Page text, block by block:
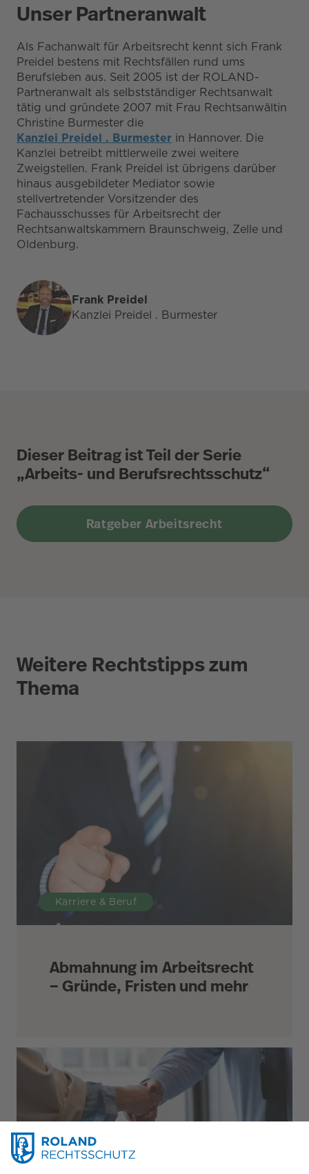
Unser Partneranwalt
Als Fachanwalt für Arbeitsrecht kennt sich Frank
Preidel bestens mit Rechtsfällen rund ums
Berufsleben aus. Seit 2005 ist der ROLAND-
Partneranwalt als selbstständiger Rechtsanwalt
tätig und gründete 2007 mit Frau Rechtsanwältin
Christine Burmester die
Kanzlei Preidel . Burmester in Hannover. Die
Kanzlei betreibt mittlerweile zwei weitere
Zweigstellen. Frank Preidel ist übrigens darüber
hinaus ausgebildeter Mediator sowie
stellvertretender Vorsitzender des
Fachausschusses für Arbeitsrecht der
Rechtsanwaltskammern Braunschweig, Zelle und
Oldenburg.
Frank Preidel
Kanzlei Preidel . Burmester
Dieser Beitrag ist Teil der Serie
„Arbeits- und Berufsrechtsschutz“
Ratgeber Arbeitsrecht
Weitere Rechtstipps zum
Thema
Karriere & Beruf
Abmahnung im Arbeitsrecht
– Gründe, Fristen und mehr